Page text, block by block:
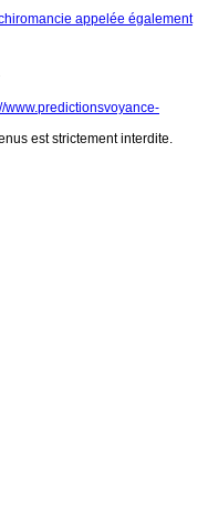
appelée également
www.predictionsvoyance-
est strictement interdite.